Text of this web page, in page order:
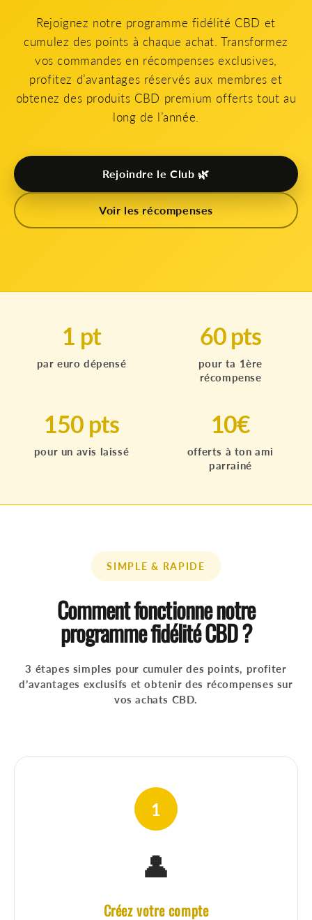
Rejoignez notre programme fidélité CBD et
cumulez des points à chaque achat. Transformez
vos commandes en récompenses exclusives,
profitez d’avantages réservés aux membres et
obtenez des produits CBD premium offerts tout au
long de l’année.
Rejoindre le Club 🌿
Voir les récompenses
1 pt
par euro dépensé
60 pts
pour ta 1ère
récompense
150 pts
pour un avis laissé
10€
offerts à ton ami
parrainé
SIMPLE & RAPIDE
Comment fonctionne notre
programme fidélité CBD ?
3 étapes simples pour cumuler des points, profiter
d’avantages exclusifs et obtenir des récompenses sur
vos achats CBD.
1
👤
Créez votre compte